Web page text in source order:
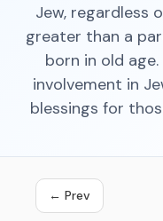
Jew, regardless
greater than a
born in old
involvement in
blessings for
← Prev